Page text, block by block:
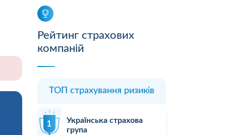
Рейтинг страхових
компаній
ТОП страхування ризиків
Українська страхова
група